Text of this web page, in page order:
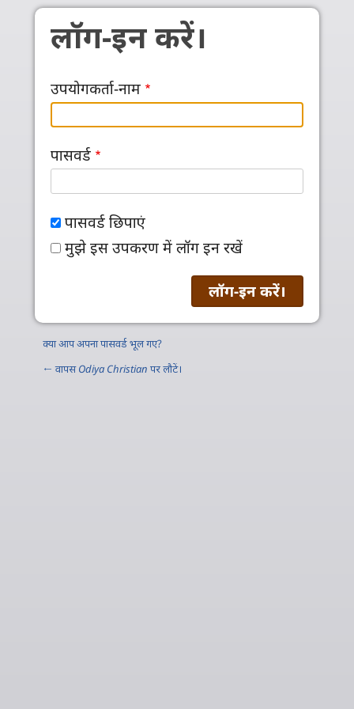
Skip to main content
लॉग-इन करें।
उपयोगकर्ता-नाम
पासवर्ड
पासवर्ड छिपाएं
मुझे इस उपकरण में लॉग इन रखें
क्या आप अपना पासवर्ड भूल गए?
← वापसOdiya Christian पर लौटें।